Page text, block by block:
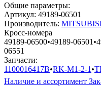
Общие параметры:
Артикул: 49189-06501
Производитель:
Кросс-номера
49189-06500•49189-06501 •
06551
Запчасти:
1100016417B•RK-M1-2-1 •
Наличие и ассортимент